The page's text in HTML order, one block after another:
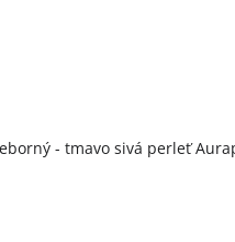
- tmavo sivá perleť